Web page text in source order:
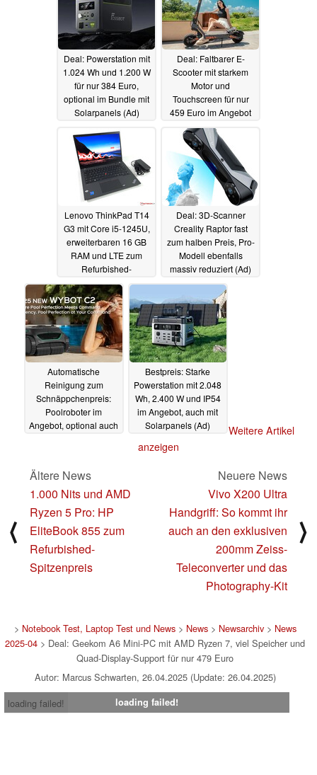
Deal: Powerstation mit
1.024 Wh und 1.200 W
für nur 384 Euro,
optional im Bundle mit
Solarpanels (Ad)
Deal: Faltbarer E-
Scooter mit starkem
Motor und
Touchscreen für nur
459 Euro im Angebot
(Ad)28.04.2025
Lenovo ThinkPad T14
G3 mit Core i5-1245U,
erweiterbaren 16 GB
RAM und LTE zum
Refurbished-
Spitzenpreis28.04.2025
Deal: 3D-Scanner
Creality Raptor fast
zum halben Preis, Pro-
Modell ebenfalls
massiv reduziert (Ad)
25.04.2025
Automatische
Reinigung zum
Schnäppchenpreis:
Poolroboter im
Angebot, optional auch
Bestpreis: Starke
Powerstation mit 2.048
Wh, 2.400 W und IP54
im Angebot, auch mit
Solarpanels (Ad)
Weitere Artikel
anzeigen
⟨
Ältere News
1.000 Nits und AMD
Ryzen 5 Pro: HP
EliteBook 855 zum
Refurbished-
Spitzenpreis
Neuere News
Vivo X200 Ultra
Handgriff: So kommt ihr
auch an den exklusiven
200mm Zeiss-
Teleconverter und das
Photography-Kit
⟩
> Notebook Test, Laptop Test und News> News> Newsarchiv> News
2025-04 > Deal: Geekom A6 Mini-PC mit AMD Ryzen 7, viel Speicher und
Quad-Display-Support für nur 479 Euro
Autor: Marcus Schwarten, 26.04.2025 (Update: 26.04.2025)
loading failed!
loading failed!